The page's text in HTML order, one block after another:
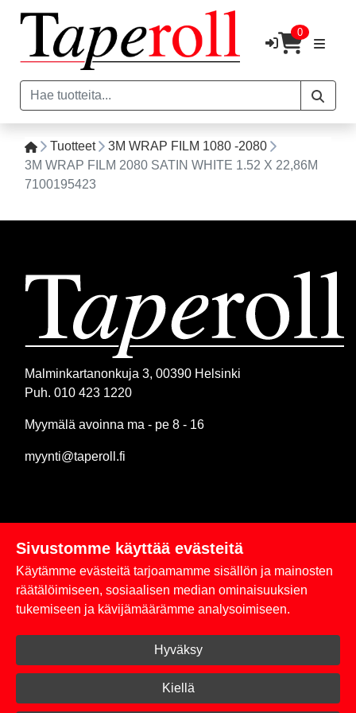
0
Tuotteet
3M WRAP FILM 1080 -2080
3M WRAP FILM 2080 SATIN WHITE 1.52 X 22,86M
7100195423
Malminkartanonkuja 3, 00390 Helsinki
Puh. 010 423 1220
Myymälä avoinna ma - pe 8 - 16
myynti@taperoll.fi
Linkit
Rekisteriseloste
Toimitus- ja maksuehdot
Kirjaudu sisään
Sivustomme käyttää evästeitä
Käytämme evästeitä tarjoamamme sisällön ja mainosten
räätälöimiseen, sosiaalisen median ominaisuuksien
tukemiseen ja kävijämäärämme analysoimiseen.
Hyväksy
Kiellä